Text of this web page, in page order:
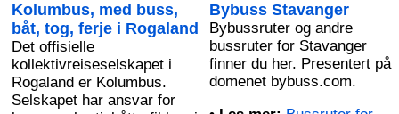
Kolumbus, med buss,
båt, tog, ferje i Rogaland
Det offisielle
kollektivreiseselskapet i
Rogaland er Kolumbus.
Selskapet har ansvar for
Bybuss Stavanger
Bybussruter og andre
bussruter for Stavanger
finner du her. Presentert på
domenet bybuss.com.